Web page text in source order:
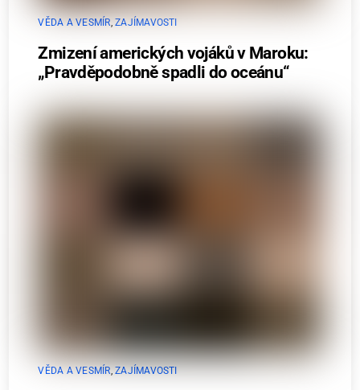
VĚDA A VESMÍR,ZAJÍMAVOSTI
Zmizení amerických vojáků v Maroku:
„Pravděpodobně spadli do oceánu“
VĚDA A VESMÍR ,ZAJÍMAVOSTI